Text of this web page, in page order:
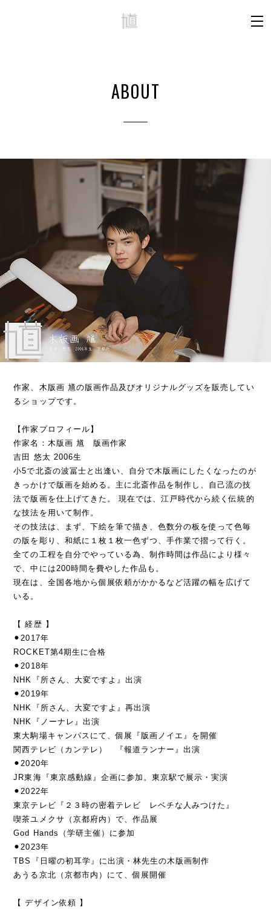
ABOUT
作家、木版画 馗の版画作品及びオリジナルグッズを販売してい
るショップです。
【作家プロフィール】
作家名：木版画 馗 版画作家
吉田 悠太 2006生
小5で北斎の波冨士と出逢い、自分で木版画にしたくなったのが
きっかけで版画を始める。主に北斎作品を制作し、自己流の技
法で版画を仕上げてきた。 現在では、江戸時代から続く伝統的
な技法を用いて制作。
その技法は、まず、下絵を筆で描き、色数分の板を使って色毎
の版を彫り、和紙に１枚１枚一色ずつ、手作業で摺って行く。
全ての工程を自分でやっている為、制作時間は作品により様々
で、中には200時間を費やした作品も。
現在は、全国各地から個展依頼がかかるなど活躍の幅を広げて
いる。
【 経歴 】
⚫︎2017年
ROCKET第4期生に合格
⚫︎2018年
NHK『所さん、大変ですよ』出演
⚫︎2019年
NHK『所さん、大変ですよ』再出演
NHK『ノーナレ』出演
東大駒場キャンパスにて、個展『版画ノイエ』を開催
関西テレビ（カンテレ） 『報道ランナー』出演
⚫︎2020年
JR東海『東京感動線』企画に参加。東京駅で展示・実演
⚫︎2022年
東京テレビ『２３時の密着テレビ レベチな人みつけた』
喫茶ユメクサ（京都府内）で、作品展
God Hands（学研主催）に参加
⚫︎2023年
TBS『日曜の初耳学』に出演・林先生の木版画制作
あうる京北（京都市内）にて、個展開催
【 デザイン依頼 】